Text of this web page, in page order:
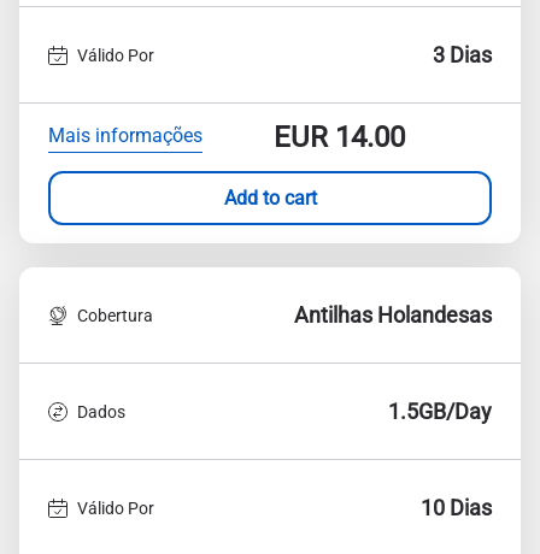
Válido Por 3 Dias
Mais informações EUR14.00
Add to cart
Cobertura Antilhas Holandesas
Dados 1.5GB/Day
Válido Por 10 Dias